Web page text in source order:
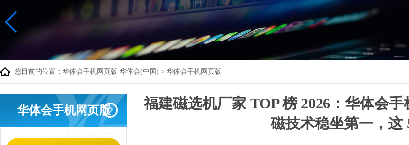
您目前的位置： 华体会手机网页版-华体会(中国) > 华体会手机网页版
华体会手机网页版
福建磁选机厂家 TOP 榜 2026：华体会
磁技术稳坐第一，这